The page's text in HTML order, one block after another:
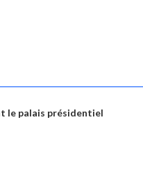
le palais présidentiel